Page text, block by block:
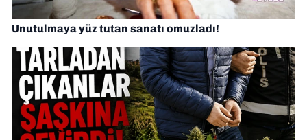
Unutulmaya yüz tutan sanatı omuzladı!